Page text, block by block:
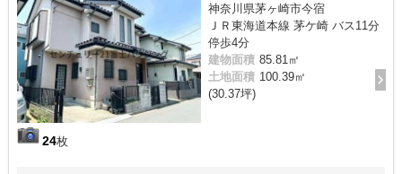
24枚
神奈川県茅ヶ崎市今宿
ＪＲ東海道本線 茅ケ崎 バス11分
停歩4分
建物面積 85.81㎡
土地面積 100.39㎡
(30.37坪)